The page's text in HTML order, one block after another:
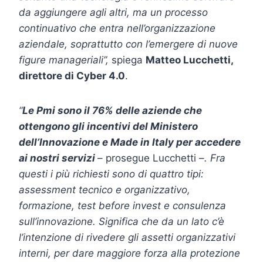
da aggiungere agli altri, ma un processo
continuativo che entra nell’organizzazione
aziendale, soprattutto con l’emergere di nuove
figure manageriali”, spiega Matteo Lucchetti,
direttore di Cyber 4.0.
“Le Pmi sono il 76% delle aziende che
ottengono gli incentivi del Ministero
dell’Innovazione e Made in Italy per accedere
ai nostri servizi – prosegue Lucchetti –. Fra
questi i più richiesti sono di quattro tipi:
assessment tecnico e organizzativo,
formazione, test before invest e consulenza
sull’innovazione. Significa che da un lato c’è
l’intenzione di rivedere gli assetti organizzativi
interni, per dare maggiore forza alla protezione